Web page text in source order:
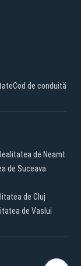
Cod de conduită
de Neamt
de Suceava
de Cluj
de Vaslui